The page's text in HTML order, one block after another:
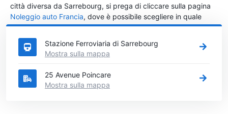
città diversa da Sarrebourg, si prega di cliccare sulla pagina
Noleggio auto Francia, dove è possibile scegliere in quale
città in Francia si vuole noleggiare l'auto.
Stazione Ferroviaria di Sarrebourg
Mostra sulla mappa
25 Avenue Poincare
Mostra sulla mappa